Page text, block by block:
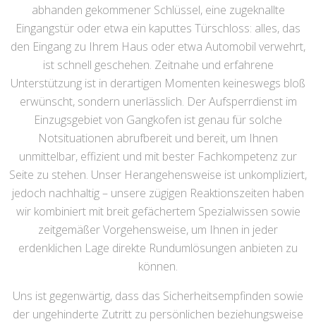
abhanden gekommener Schlüssel, eine zugeknallte
Eingangstür oder etwa ein kaputtes Türschloss: alles, das
den Eingang zu Ihrem Haus oder etwa Automobil verwehrt,
ist schnell geschehen. Zeitnahe und erfahrene
Unterstützung ist in derartigen Momenten keineswegs bloß
erwünscht, sondern unerlässlich. Der Aufsperrdienst im
Einzugsgebiet von Gangkofen ist genau für solche
Notsituationen abrufbereit und bereit, um Ihnen
unmittelbar, effizient und mit bester Fachkompetenz zur
Seite zu stehen. Unser Herangehensweise ist unkompliziert,
jedoch nachhaltig – unsere zügigen Reaktionszeiten haben
wir kombiniert mit breit gefächertem Spezialwissen sowie
zeitgemäßer Vorgehensweise, um Ihnen in jeder
erdenklichen Lage direkte Rundumlösungen anbieten zu
können.
Uns ist gegenwärtig, dass das Sicherheitsempfinden sowie
der ungehinderte Zutritt zu persönlichen beziehungsweise